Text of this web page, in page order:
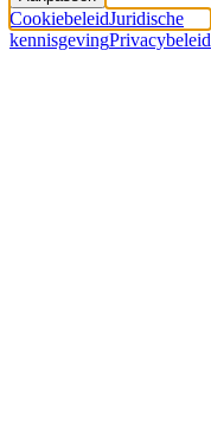
CookiebeleidJuridische
kennisgevingPrivacybeleid